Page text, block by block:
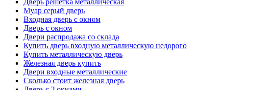
Дверь решетка металлическая
Муар серый дверь
Входная дверь с окном
Дверь с окном
Двери распродажа со склада
Купить дверь входную металлическую недорого
Купить металлическую дверь
Железная дверь купить
Двери входные металлические
Сколько стоит железная дверь